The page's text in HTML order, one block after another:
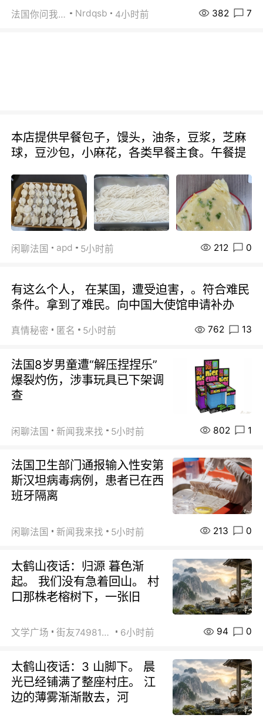
法国你问我答 Nrdqsb 4小时前 382 7
本店提供早餐包子，馒头，油条，豆浆，芝麻
球，豆沙包，小麻花，各类早餐主食。午餐提
闲聊法国 apd 5小时前 212 0
有这么个人， 在某国，遭受迫害，。符合难民
条件。拿到了难民。向中国大使馆申请补办
真情秘密 匿名 5小时前 762 13
法国8岁男童遭“解压捏捏乐”
爆裂灼伤，涉事玩具已下架调
查
闲聊法国 新闻我来找 5小时前 802 1
法国卫生部门通报输入性安第
斯汉坦病毒病例，患者已在西
班牙隔离
闲聊法国 新闻我来找 5小时前 213 0
太鹤山夜话：归源 暮色渐
起。 我们没有急着回山。 村
口那株老榕树下，一张旧
文学广场 街友74981146 6小时前 94 0
太鹤山夜话：3 山脚下。 晨
光已经铺满了整座村庄。 江
边的薄雾渐渐散去，河